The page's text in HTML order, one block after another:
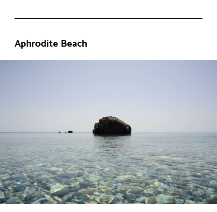
Aphrodite Beach